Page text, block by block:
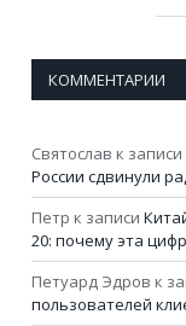
КОММЕНТАРИИ
Святослав к записи
России сдвинули
Петр к записи
20: почему эта
Петуард Эдров к
пользователей